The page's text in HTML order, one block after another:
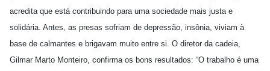
acredita que está contribuindo para uma sociedade mais justa e
solidária. Antes, as presas sofriam de depressão, insônia, viviam à
base de calmantes e brigavam muito entre si. O diretor da cadeia,
Gilmar Marto Monteiro, confirma os bons resultados: “O trabalho é uma